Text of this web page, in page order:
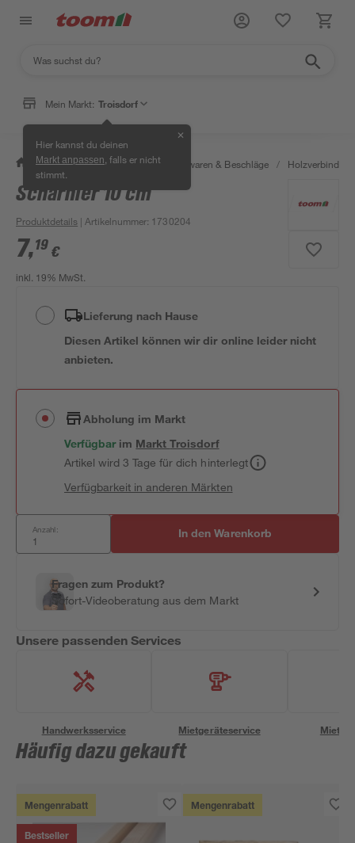
Mein Markt: Troisdorf
Hier kannst du deinen
Markt anpassen , falls er nicht
stimmt.
✕
/ Werkstatt & Maschinen / Eisenwaren & Beschläge / Holzverbinder
Scharnier 10 cm
Produktdetails | Artikelnummer: 1730204
7,19 €
inkl. 19% MwSt.
Lieferung nach Hause
Diesen Artikel können wir dir online leider nicht
anbieten.
Abholung im Markt
Verfügbar im MarktTroisdorf
Artikel wird 3 Tage für dich hinterlegt
Verfügbarkeit in anderen Märkten
Anzahl: In den Warenkorb
Fragen zum Produkt?
Sofort-Videoberatung aus dem Markt
Unsere passenden Services
Handwerksservice Mietgeräteservice
Häufig dazu gekauft
Mengenrabatt
Bestseller
Mengenrabatt